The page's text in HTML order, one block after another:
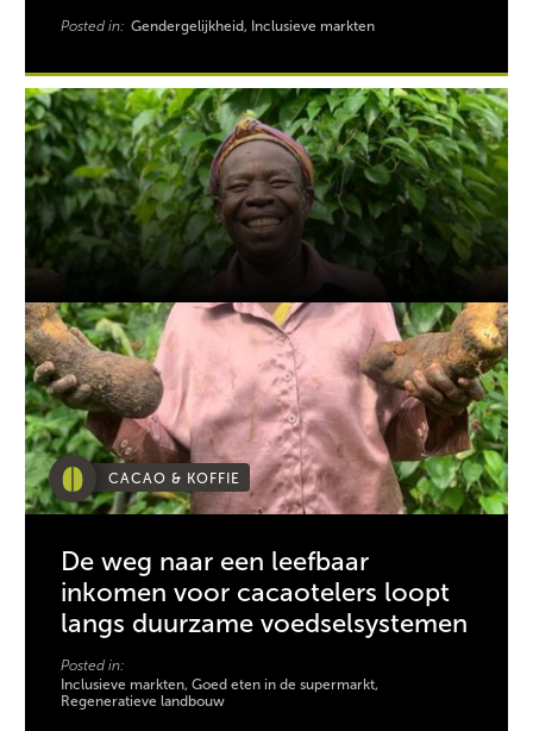
Posted in: Gendergelijkheid, Inclusieve markten
CACAO & KOFFIE
De weg naar een leefbaar
inkomen voor cacaotelers loopt
langs duurzame voedselsystemen
Posted in:
Inclusieve markten, Goed eten in de supermarkt,
Regeneratieve landbouw